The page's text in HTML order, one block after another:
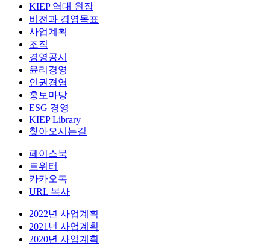
KIEP 역대 원장
비전과 경영목표
사업계획
조직
경영공시
윤리경영
인권경영
홍보마당
ESG 경영
KIEP Library
찾아오시는길
페이스북
트위터
카카오톡
URL 복사
2022년 사업계획
2021년 사업계획
2020년 사업계획